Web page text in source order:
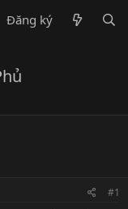
Đăng ký
#1